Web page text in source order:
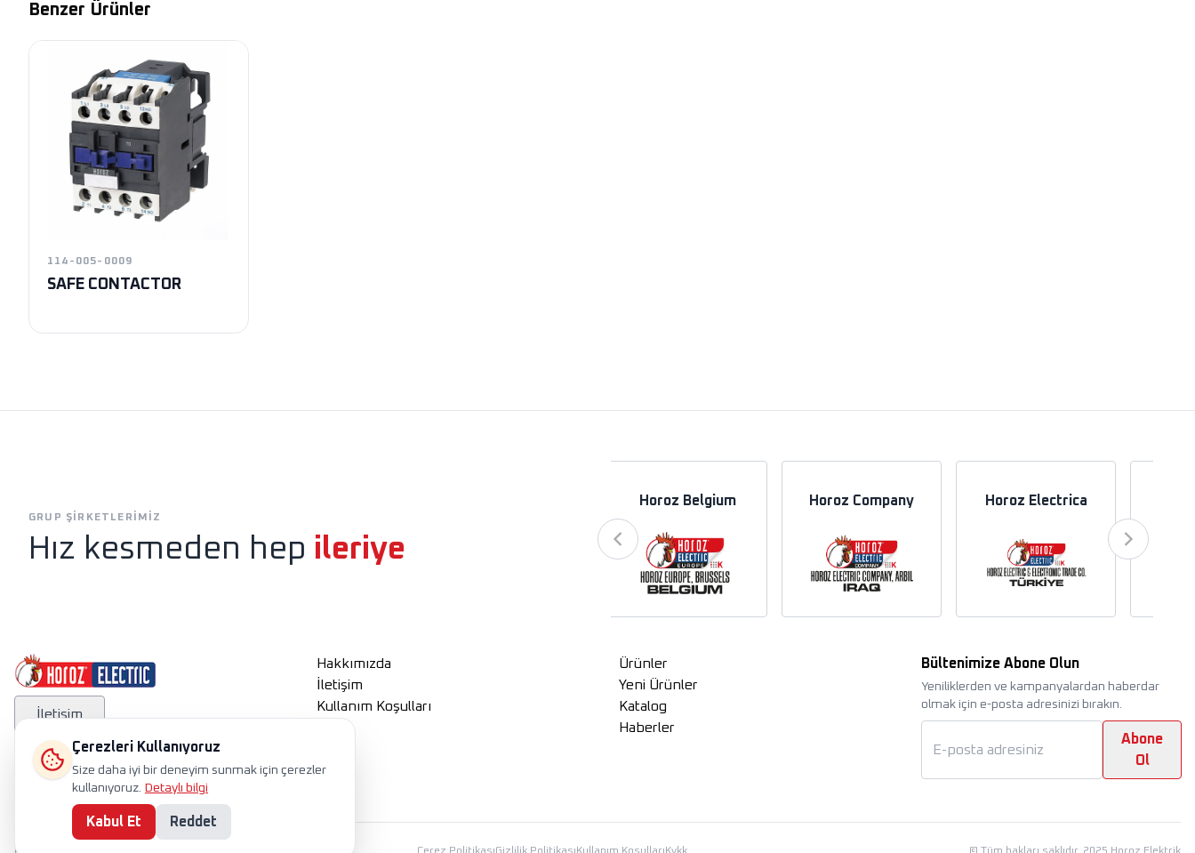
Çerezleri Kullanıyoruz
Size daha iyi bir deneyim sunmak için çerezler
kullanıyoruz. Detaylı bilgi
Kabul Et Reddet
Benzer Ürünler
114-005-0009
SAFE CONTACTOR
GRUP ŞIRKETLERIMIZ
Hız kesmeden hep ileriye
Horoz Belgium Horoz Company Horoz Electrica
İletişim
Hakkımızda
İletişim
Kullanım Koşulları
Ürünler
Yeni Ürünler
Katalog
Haberler
Bültenimize Abone Olun
Yeniliklerden ve kampanyalardan haberdar
olmak için e-posta adresinizi bırakın.
Abone
Ol